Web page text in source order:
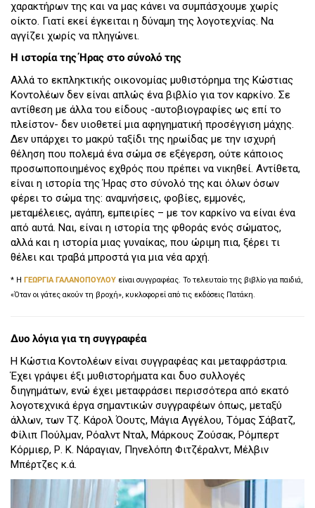
χαρακτήρων της και να μας κάνει να συμπάσχουμε χωρίς
οίκτο. Γιατί εκεί έγκειται η δύναμη της λογοτεχνίας. Να
αγγίζει χωρίς να πληγώνει.
Η ιστορία της Ήρας στο σύνολό της
Αλλά το εκπληκτικής οικονομίας μυθιστόρημα της Κώστιας
Κοντολέων δεν είναι απλώς ένα βιβλίο για τον καρκίνο. Σε
αντίθεση με άλλα του είδους -αυτοβιογραφίες ως επί το
πλείστον- δεν υιοθετεί μια αφηγηματική προσέγγιση μάχης.
Δεν υπάρχει το μακρύ ταξίδι της ηρωίδας με την ισχυρή
θέληση που πολεμά ένα σώμα σε εξέγερση, ούτε κάποιος
προσωποποιημένος εχθρός που πρέπει να νικηθεί. Αντίθετα,
είναι η ιστορία της Ήρας στο σύνολό της και όλων όσων
φέρει το σώμα της: αναμνήσεις, φοβίες, εμμονές,
μεταμέλειες, αγάπη, εμπειρίες – με τον καρκίνο να είναι ένα
από αυτά. Ναι, είναι η ιστορία της φθοράς ενός σώματος,
αλλά και η ιστορία μιας γυναίκας, που ώριμη πια, ξέρει τι
θέλει και τραβά μπροστά για μια νέα αρχή.
* Η ΓΕΩΡΓΙΑ ΓΑΛΑΝΟΠΟΥΛΟΥ είναι συγγραφέας. Το τελευταίο της βιβλίο για παιδιά,
«Όταν οι γάτες ακούν τη βροχή», κυκλοφορεί από τις εκδόσεις Πατάκη.
Δυο λόγια για τη συγγραφέα
Η Κώστια Κοντολέων είναι συγγραφέας και μεταφράστρια.
Έχει γράψει έξι μυθιστορήματα και δυο συλλογές
διηγημάτων, ενώ έχει μεταφράσει περισσότερα από εκατό
λογοτεχνικά έργα σημαντικών συγγραφέων όπως, μεταξύ
άλλων, των Τζ. Κάρολ Όουτς, Μάγια Αγγέλου, Τόμας Σάβατζ,
Φίλιπ Πούλμαν, Ρόαλντ Νταλ, Μάρκους Ζούσακ, Ρόμπερτ
Κόρμιερ, Ρ. Κ. Νάραγιαν, Πηνελόπη Φιτζέραλντ, Μέλβιν
Μπέρτζες κ.ά.